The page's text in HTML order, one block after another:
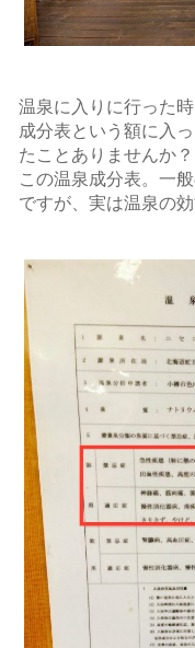
温泉に入りに行った
成分表という額に入
たことありませんか？
この温泉成分表。一
ですが、実は温泉の